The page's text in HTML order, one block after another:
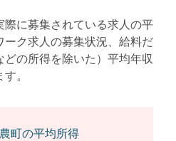
際に募集されている求人の平
ク求人の募集状況、給料だ
の所得を除いた）平均年収
。
町の平均所得